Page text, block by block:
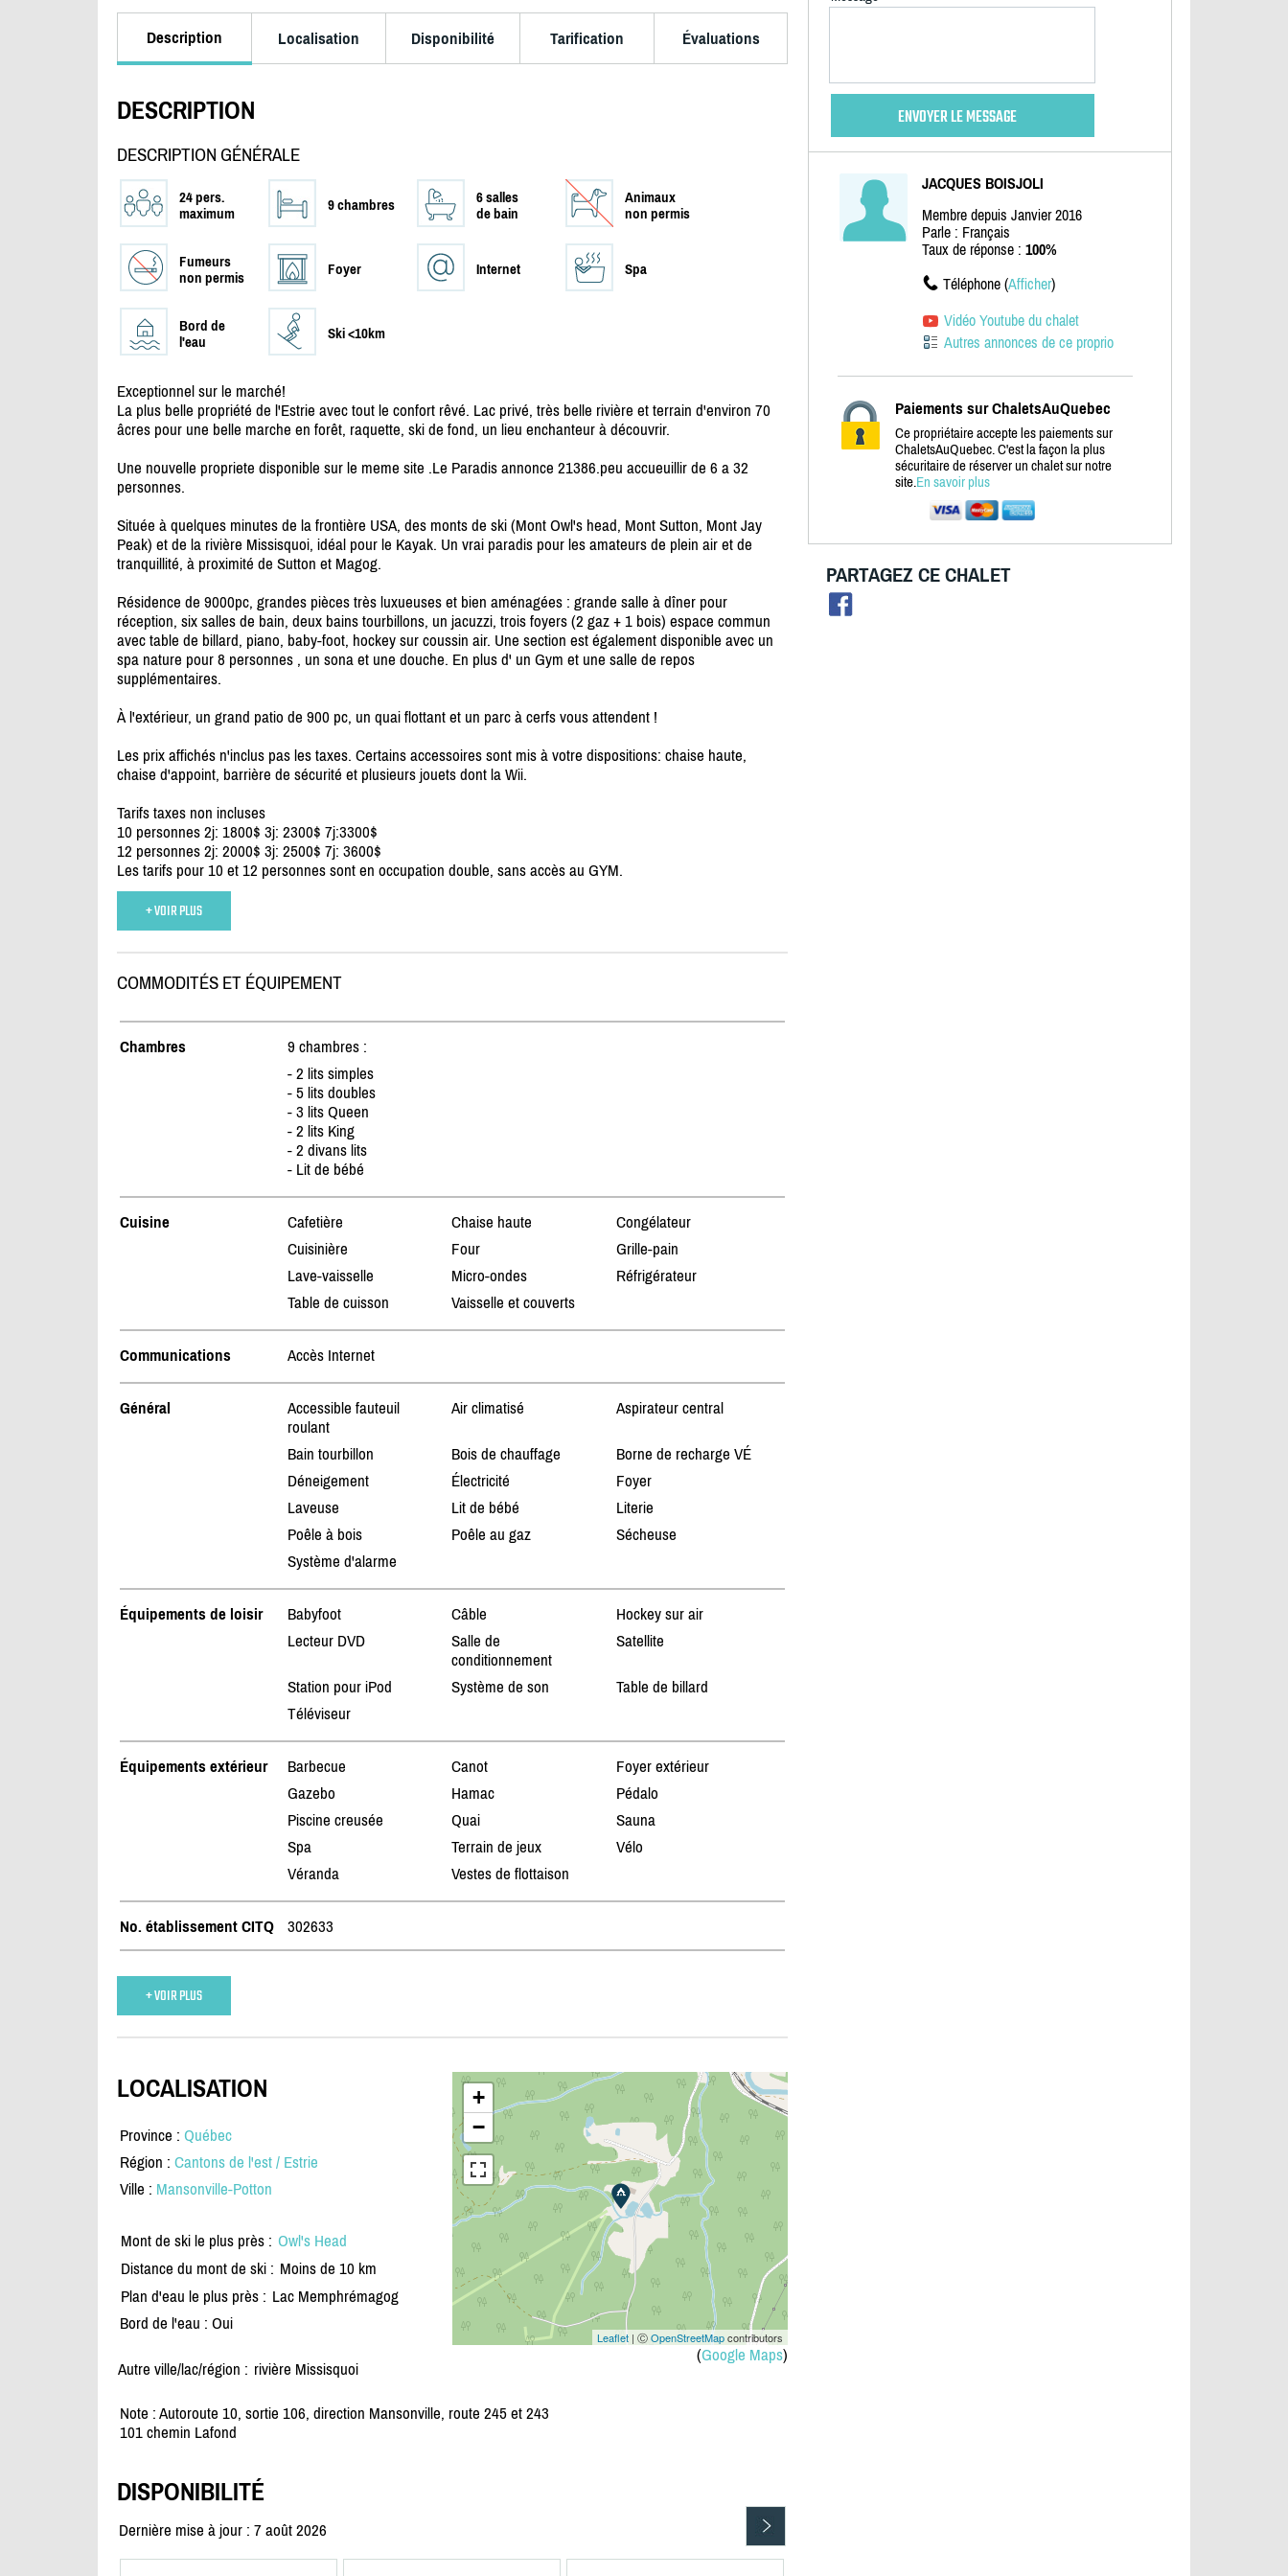
Description Localisation Disponibilité Tarification Évaluations
DESCRIPTION
DESCRIPTION GÉNÉRALE
24 pers.
maximum
9 chambres
6 salles
de bain
Animaux
non permis
Fumeurs
non permis
Foyer Internet Spa
Bord de
l'eau
Ski <10km
Exceptionnel sur le marché!
La plus belle propriété de l'Estrie avec tout le confort rêvé. Lac privé, très belle rivière et terrain d'environ 70
âcres pour une belle marche en forêt, raquette, ski de fond, un lieu enchanteur à découvrir.
Une nouvelle propriete disponible sur le meme site .Le Paradis annonce 21386.peu accueuillir de 6 a 32
personnes.
Située à quelques minutes de la frontière USA, des monts de ski (Mont Owl's head, Mont Sutton, Mont Jay
Peak) et de la rivière Missisquoi, idéal pour le Kayak. Un vrai paradis pour les amateurs de plein air et de
tranquillité, à proximité de Sutton et Magog.
Résidence de 9000pc, grandes pièces très luxueuses et bien aménagées : grande salle à dîner pour
réception, six salles de bain, deux bains tourbillons, un jacuzzi, trois foyers (2 gaz + 1 bois) espace commun
avec table de billard, piano, baby-foot, hockey sur coussin air. Une section est également disponible avec un
spa nature pour 8 personnes , un sona et une douche. En plus d' un Gym et une salle de repos
supplémentaires.
À l'extérieur, un grand patio de 900 pc, un quai flottant et un parc à cerfs vous attendent !
Les prix affichés n'inclus pas les taxes. Certains accessoires sont mis à votre dispositions: chaise haute,
chaise d'appoint, barrière de sécurité et plusieurs jouets dont la Wii.
Tarifs taxes non incluses
10 personnes 2j: 1800$ 3j: 2300$ 7j:3300$
12 personnes 2j: 2000$ 3j: 2500$ 7j: 3600$
Les tarifs pour 10 et 12 personnes sont en occupation double, sans accès au GYM.
+ VOIR PLUS
COMMODITÉS ET ÉQUIPEMENT
Chambres
9 chambres :
- 2 lits simples
- 5 lits doubles
- 3 lits Queen
- 2 lits King
- 2 divans lits
- Lit de bébé
Cuisine Cafetière Chaise haute
Congélateur
Cuisinière
Four
Grille-pain
Lave-vaisselle
Micro-ondes
Réfrigérateur
Table de cuisson
Vaisselle et couverts
Communications Accès Internet
Général
Accessible fauteuil
roulant
Air climatisé Aspirateur central
Bain tourbillon Bois de chauffage
Borne de recharge VÉ
Déneigement
Électricité
Foyer
Laveuse
Lit de bébé
Literie
Poêle à bois
Poêle au gaz
Sécheuse
Système d'alarme
Équipements de loisir Babyfoot Câble
Hockey sur air
Lecteur DVD
Salle de
conditionnement
Satellite
Station pour iPod Système de son
Table de billard
Téléviseur
Équipements extérieur Barbecue Canot
Foyer extérieur
Gazebo
Hamac
Pédalo
Piscine creusée
Quai
Sauna
Spa
Terrain de jeux
Vélo
Véranda
Vestes de flottaison
No. établissement CITQ 302633
+ VOIR PLUS
+
−
Leaflet | ⒸOpenStreetMapcontributors
(Google Maps)
LOCALISATION
Province : Québec
Région : Cantons de l'est / Estrie
Ville : Mansonville-Potton
Mont de ski le plus près : Owl's Head
Distance du mont de ski : Moins de 10 km
Plan d'eau le plus près : Lac Memphrémagog
Bord de l'eau : Oui
Autre ville/lac/région : rivière Missisquoi
Note : Autoroute 10, sortie 106, direction Mansonville, route 245 et 243
101 chemin Lafond
DISPONIBILITÉ
Dernière mise à jour : 7 août 2026
JACQUES BOISJOLI
Membre depuis Janvier 2016
Parle : Français
Taux de réponse : 100%
Téléphone (Afficher)
Vidéo Youtube du chalet
Autres annonces de ce proprio
Paiements sur ChaletsAuQuebec
Ce propriétaire accepte les paiements sur
ChaletsAuQuebec. C'est la façon la plus
sécuritaire de réserver un chalet sur notre
site.En savoir plus
PARTAGEZ CE CHALET